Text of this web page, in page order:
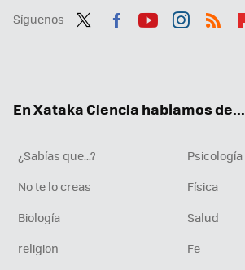
Síguenos
En Xataka Ciencia hablamos de...
¿Sabías que...?
Psicología
No te lo creas
Física
Biología
Salud
religion
Fe